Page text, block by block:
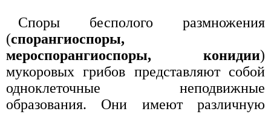
Споры бесполого размножения
(спорангиоспоры,
мероспорангиоспоры, конидии)
мукоровых грибов представляют собой
одноклеточные неподвижные
образования. Они имеют различную